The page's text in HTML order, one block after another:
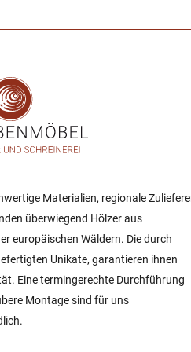
Materialien, regionale
überwiegend Hölzer aus
europäischen Wäldern. Die durch
Unikate, garantieren ihnen
Eine termingerechte Durchführung
Montage sind für uns